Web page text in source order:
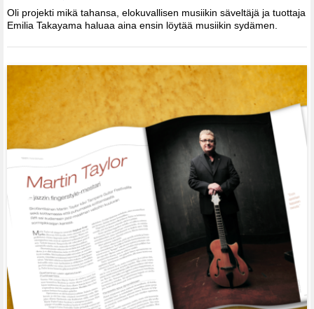
Oli projekti mikä tahansa, elokuvallisen musiikin säveltäjä ja tuottaja
Emilia Takayama haluaa aina ensin löytää musiikin sydämen.